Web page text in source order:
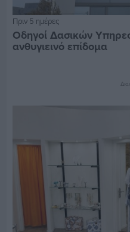
Πριν 5 ημέρες
Οδηγοί Δασικών
ανθυγιεινό επίδομα